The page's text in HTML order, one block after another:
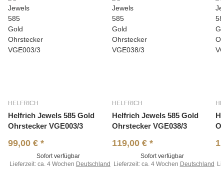
HELFRICH
Helfrich Jewels 585 Gold
Ohrstecker VGE003/3
99,00 € *
Sofort verfügbar
Lieferzeit: ca. 4 Wochen Deutschland
HELFRICH
Helfrich Jewels 585 Gold
Ohrstecker VGE038/3
119,00 € *
Sofort verfügbar
Lieferzeit: ca. 4 Wochen Deutschland